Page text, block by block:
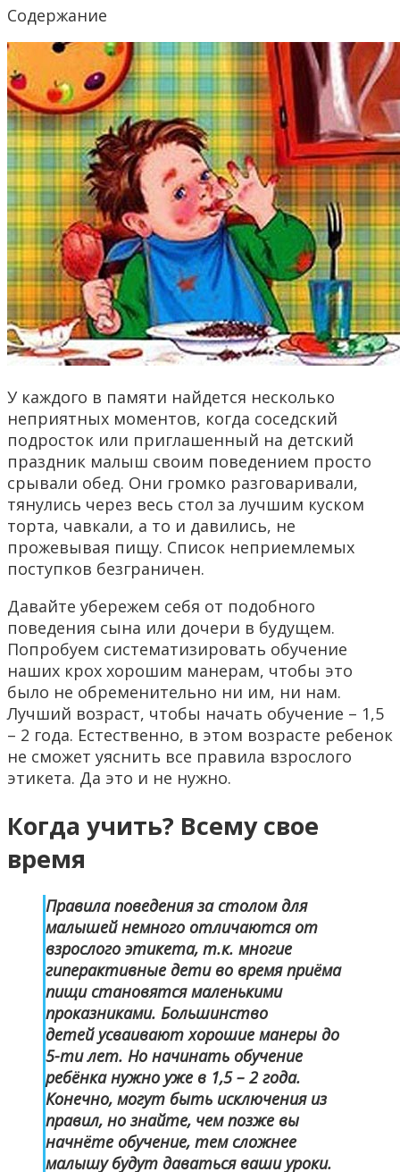
Содержание
У каждого в памяти найдется несколько
неприятных моментов, когда соседский
подросток или приглашенный на детский
праздник малыш своим поведением просто
срывали обед. Они громко разговаривали,
тянулись через весь стол за лучшим куском
торта, чавкали, а то и давились, не
прожевывая пищу. Список неприемлемых
поступков безграничен.
Давайте убережем себя от подобного
поведения сына или дочери в будущем.
Попробуем систематизировать обучение
наших крох хорошим манерам, чтобы это
было не обременительно ни им, ни нам.
Лучший возраст, чтобы начать обучение – 1,5
– 2 года. Естественно, в этом возрасте ребенок
не сможет уяснить все правила взрослого
этикета. Да это и не нужно.
Когда учить? Всему свое
время
Правила поведения за столом для
малышей немного отличаются от
взрослого этикета, т.к. многие
гиперактивные дети во время приёма
пищи становятся маленькими
проказниками. Большинство
детей усваивают хорошие манеры до
5-ти лет. Но начинать обучение
ребёнка нужно уже в 1,5 – 2 года.
Конечно, могут быть исключения из
правил, но знайте, чем позже вы
начнёте обучение, тем сложнее
малышу будут даваться ваши уроки.